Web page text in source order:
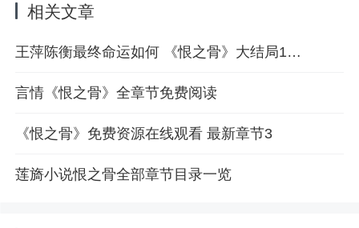
着他的身影，缓缓勾了勾红唇。
相关文章
王萍陈衡最终命运如何 《恨之骨》大结局1更新
言情《恨之骨》全章节免费阅读
《恨之骨》免费资源在线观看 最新章节3
莲旖小说恨之骨全部章节目录一览